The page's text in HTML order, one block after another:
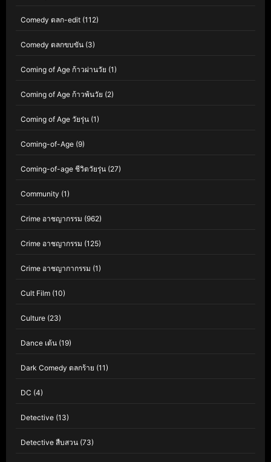
Comedy ตลก-edit (112)
Comedy ตลกขบขัน (3)
Coming of Age ก้าวผ่านวัย (1)
Coming of Age ก้าวพ้นวัย (2)
Coming of Age วัยรุ่น (1)
Coming-of-Age (9)
Coming-of-age ชีวิตวัยรุ่น (27)
Community (1)
Crime อาชญากรรม (962)
Crime อาชญากรรม (125)
Crime อาชญากากรรม (1)
Cult Film (10)
Culture (23)
Dance เต้น (19)
Dark Comedy ตลกร้าย (11)
DC (4)
Detective (13)
Detective สืบสวน (73)